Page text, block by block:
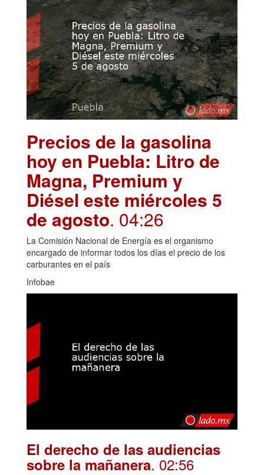
Precios de la gasolina
hoy en Puebla: Litro de
Magna, Premium y
Diésel este miércoles 5
de agosto. 04:26
La Comisión Nacional de Energía es el organismo
encargado de informar todos los días el precio de los
carburantes en el país
Infobae
El derecho de las audiencias
sobre la mañanera. 02:56